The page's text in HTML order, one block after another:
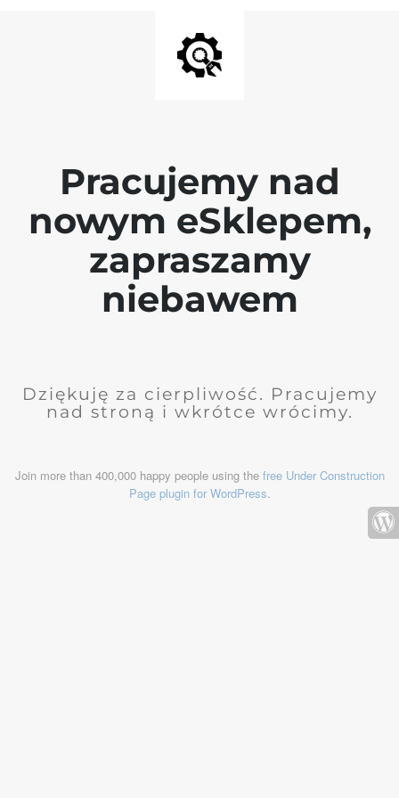
Pracujemy nad
nowym eSklepem,
zapraszamy
niebawem
Dziękuję za cierpliwość. Pracujemy
nad stroną i wkrótce wrócimy.
Join more than 400,000 happy people using the free Under Construction
Page plugin for WordPress.